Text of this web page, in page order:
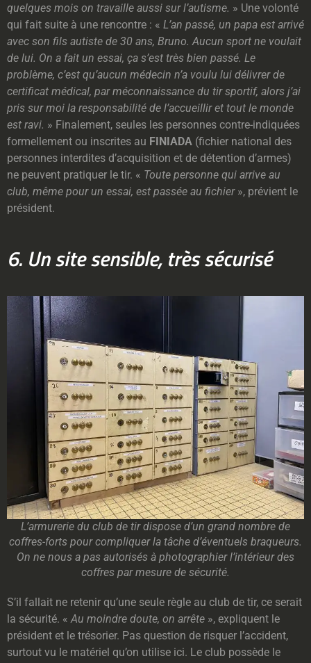
quelques mois on travaille aussi sur l’autisme. » Une volonté
qui fait suite à une rencontre : « L’an passé, un papa est arrivé
avec son fils autiste de 30 ans, Bruno. Aucun sport ne voulait
de lui. On a fait un essai, ça s’est très bien passé. Le
problème, c’est qu’aucun médecin n’a voulu lui délivrer de
certificat médical, par méconnaissance du tir sportif, alors j’ai
pris sur moi la responsabilité de l’accueillir et tout le monde
est ravi. » Finalement, seules les personnes contre-indiquées
formellement ou inscrites au FINIADA (fichier national des
personnes interdites d’acquisition et de détention d’armes)
ne peuvent pratiquer le tir. « Toute personne qui arrive au
club, même pour un essai, est passée au fichier», prévient le
président.
6. Un site sensible, très sécurisé
L’armurerie du club de tir dispose d’un grand nombre de
coffres-forts pour compliquer la tâche d’éventuels braqueurs.
On ne nous a pas autorisés à photographier l’intérieur des
coffres par mesure de sécurité.
S’il fallait ne retenir qu’une seule règle au club de tir, ce serait
la sécurité. « Au moindre doute, on arrête », expliquent le
président et le trésorier. Pas question de risquer l’accident,
surtout vu le matériel qu’on utilise ici. Le club possède le